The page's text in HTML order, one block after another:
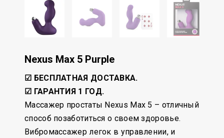
Nexus Max 5 Purple
☑ БЕСПЛАТНАЯ ДОСТАВКА.
☑ ГАРАНТИЯ 1 ГОД.
Массажер простаты Nexus Max 5 – отличный
способ позаботиться о своем здоровье.
Вибромассажер легок в управлении, и